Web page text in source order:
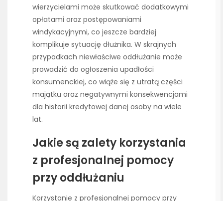
wierzycielami może skutkować dodatkowymi
opłatami oraz postępowaniami
windykacyjnymi, co jeszcze bardziej
komplikuje sytuację dłużnika. W skrajnych
przypadkach niewłaściwe oddłużanie może
prowadzić do ogłoszenia upadłości
konsumenckiej, co wiąże się z utratą części
majątku oraz negatywnymi konsekwencjami
dla historii kredytowej danej osoby na wiele
lat.
Jakie są zalety korzystania
z profesjonalnej pomocy
przy oddłużaniu
Korzystanie z profesjonalnej pomocy przy